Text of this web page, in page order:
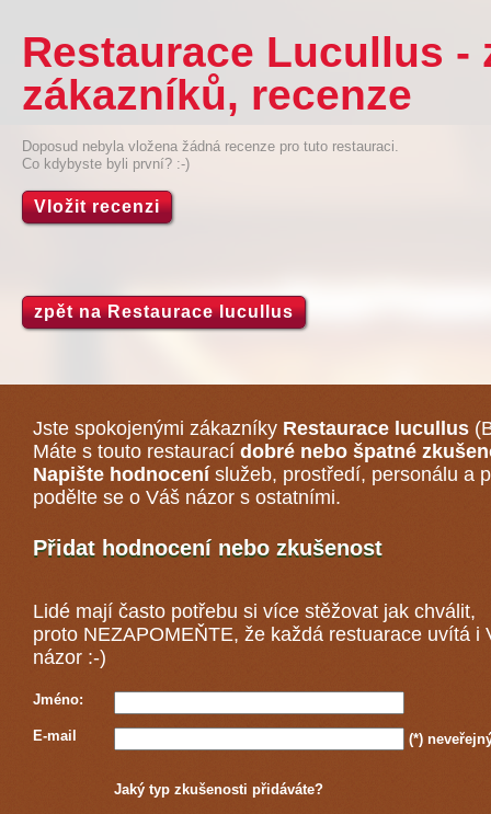
Restaurace Lucullus
zákazníků, recenze
Doposud nebyla vložena žádná recenze pro tuto restauraci.
Co kdybyste byli první? :-)
Vložit recenzi
zpět na Restaurace lucullus
Jste spokojenými zákazníky Restaurace lucullus
Máte s touto restaurací dobré nebo špatné
Napište hodnocení služeb, prostředí, personálu a
podělte se o Váš názor s ostatními.
Přidat hodnocení nebo zkušenost
Lidé mají často potřebu si více stěžovat jak chválit,
proto NEZAPOMEŇTE, že každá restuarace uvítá i
názor :-)
Jméno:
E-mail (*)
Jaký typ zkušenosti přidáváte?